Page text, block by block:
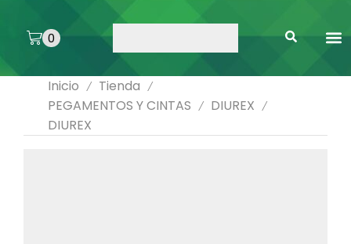
0
Inicio / Tienda /
PEGAMENTOS Y CINTAS / DIUREX /
DIUREX